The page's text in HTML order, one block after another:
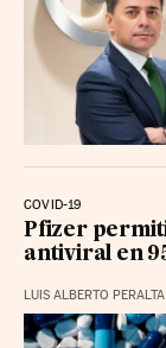
COVID-19
Pfizer
antiviral en
LUIS ALBERTO PERALTA